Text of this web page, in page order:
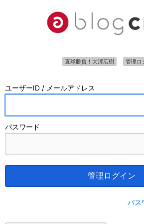
直球勝負！大澤広樹 管理ロ
ユーザーID / メールアドレス
パスワード
管理ログイン
パス